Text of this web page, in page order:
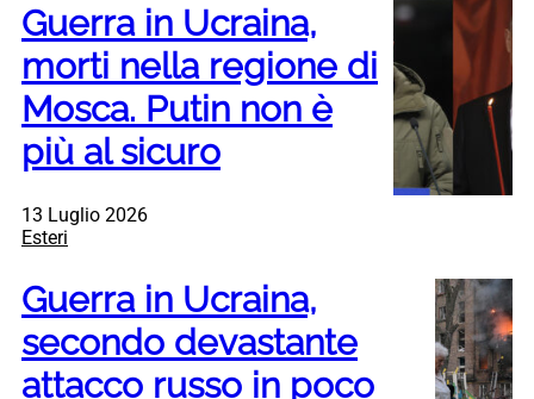
Guerra in Ucraina,
morti nella regione di
Mosca. Putin non è
più al sicuro
13 Luglio 2026
Esteri
Guerra in Ucraina,
secondo devastante
attacco russo in poco